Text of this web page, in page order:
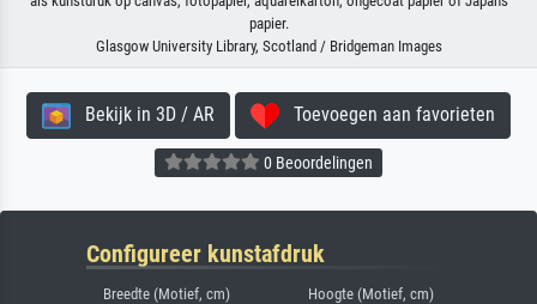
papier.
Glasgow University Library, Scotland / Bridgeman Images
Bekijk in 3D / AR Toevoegen aan favorieten
0 Beoordelingen
Configureer kunstafdruk
Breedte (Motief, cm) Hoogte (Motief, cm)